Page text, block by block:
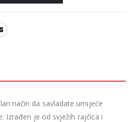
način da savladate umijeće
Izrađen je od svježih rajčica i